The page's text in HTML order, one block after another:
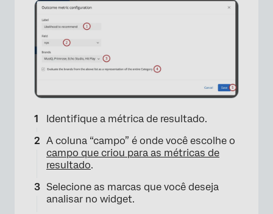
Identifique a métrica de resultado.
A coluna “campo” é onde você escolhe o
campo que criou para as métricas de
resultado.
Selecione as marcas que você deseja
analisar no widget.